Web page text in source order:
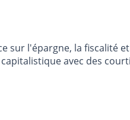
sur l'épargne, la fiscalité
avec des